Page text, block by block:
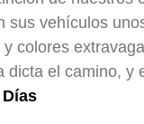
sus vehículos
colores
dicta el camino,